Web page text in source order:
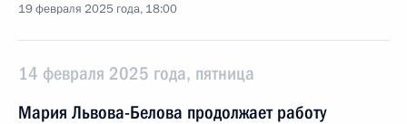
19 февраля 2025 года, 18:00
14 февраля 2025 года, пятница
Мария Львова-Белова продолжает работу